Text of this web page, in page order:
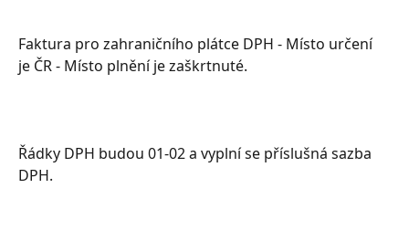
Faktura pro zahraničního plátce DPH - Místo určení
je ČR - Místo plnění je zaškrtnuté.
Řádky DPH budou 01-02 a vyplní se příslušná sazba
DPH.